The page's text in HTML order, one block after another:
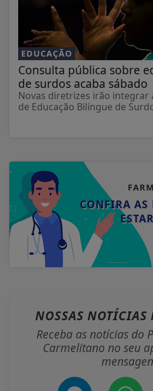
EDUCAÇÃO
Consulta pública sobre
de surdos acaba sábado
Novas diretrizes irão integrar
de Educação Bilíngue de
CONFIRA AS
NOSSAS NOTÍCIAS
Receba as notícias do
Carmelitano no seu